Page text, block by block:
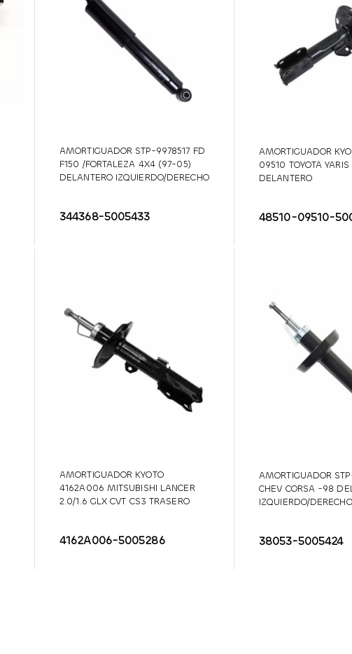
AMORTIGUADOR STP-9978517 FD
F150 /FORTALEZA 4X4 (97-05)
DELANTERO IZQUIERDO/DERECHO
344368-5005433
AMORTIGUADOR
09510 TOYOTA
DELANTERO
48510-09510-
AMORTIGUADOR KYOTO
4162A006 MITSUBISHI LANCER
2.0/1.6 GLX CVT CS3 TRASERO
4162A006-5005286
AMORTIGUADOR
CHEV CORSA -98
IZQUIERDO/DERECHO
38053-5005424